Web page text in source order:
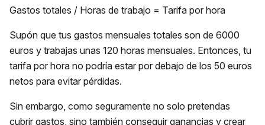
Gastos totales / Horas de trabajo = Tarifa por hora
Supón que tus gastos mensuales totales son de 6000
euros y trabajas unas 120 horas mensuales. Entonces, tu
tarifa por hora no podría estar por debajo de los 50 euros
netos para evitar pérdidas.
Sin embargo, como seguramente no solo pretendas
cubrir gastos, sino también conseguir ganancias y crear